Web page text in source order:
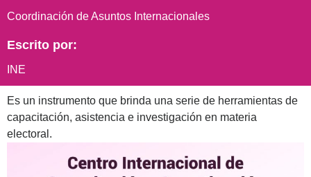
Coordinación de Asuntos Internacionales
Escrito por:
INE
Es un instrumento que brinda una serie de herramientas de
capacitación, asistencia e investigación en materia
electoral.